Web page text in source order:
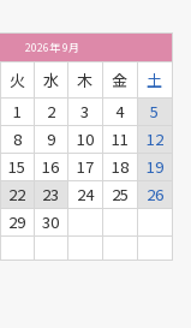
2026年9月
火 水 木 金
土
1
2 3 4
5
8 9 10 11
12
15 16 17 18
19
22 23 24 25
26
29 30